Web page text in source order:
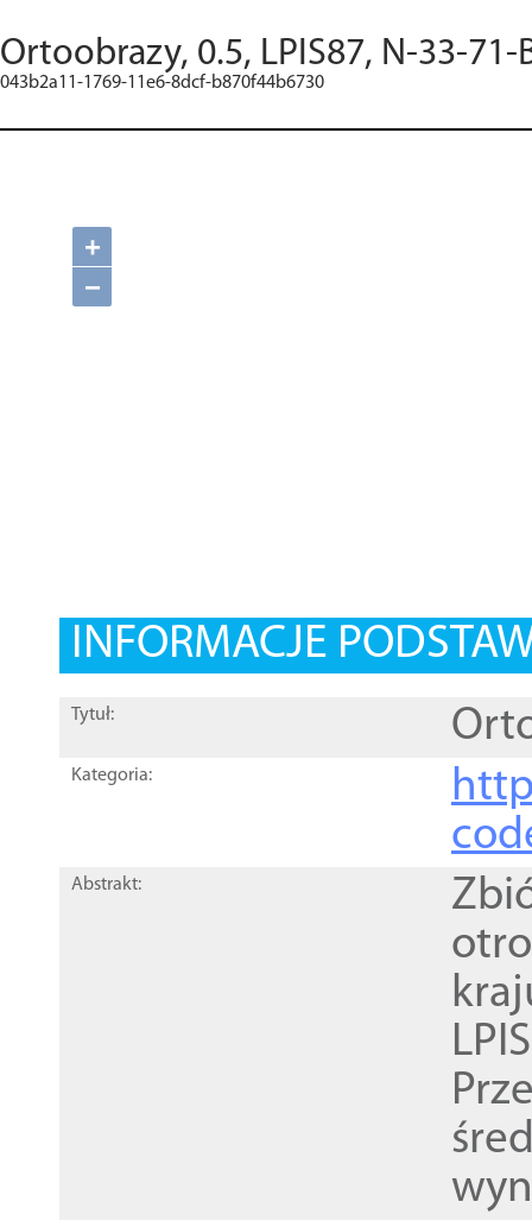
Ortoobrazy, 0.5, LPIS87, N-33-71-
043b2a11-1769-11e6-8dcf-b870f44b6730
+
−
INFORMACJE
Tytuł:
Kategoria:
Abstrakt: